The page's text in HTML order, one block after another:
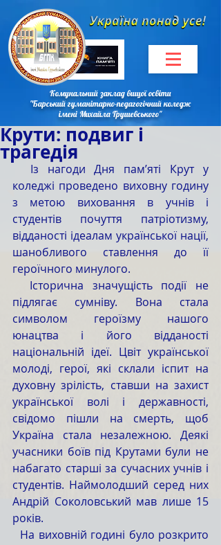
Комунальний заклад вищої освіти
"Барський гуманітарно-педагогічний коледж
імені Михайла Грушевського"
Крути: подвиг і
трагедія
коледжі проведено виховну годину
з метою виховання в учнів і
студентів почуття патріотизму,
відданості ідеалам української нації,
шанобливого ставлення до її
героїчного минулого.
підлягає сумніву. Вона стала
символом героїзму нашого
юнацтва і його відданості
національній ідеї. Цвіт української
молоді, герої, які склали іспит на
духовну зрілість, ставши на захист
української волі і державності,
свідомо пішли на смерть, щоб
Україна стала незалежною. Деякі
учасники боїв під Крутами були не
набагато старші за сучасних учнів і
студентів. Наймолодший серед них
Андрій Соколовський мав лише 15
років.